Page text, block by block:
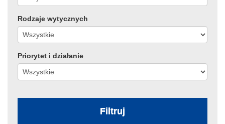
Rodzaje wytycznych
Priorytet i działanie
Filtruj